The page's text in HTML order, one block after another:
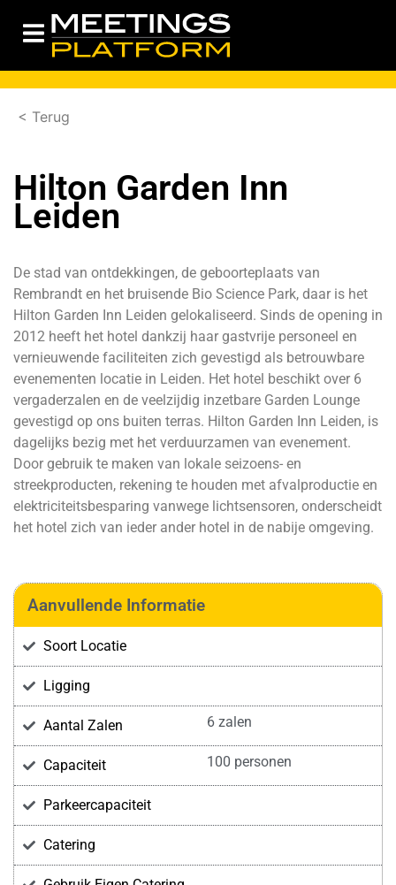
< Terug
Hilton Garden Inn
Leiden
De stad van ontdekkingen, de geboorteplaats van
Rembrandt en het bruisende Bio Science Park, daar is het
Hilton Garden Inn Leiden gelokaliseerd. Sinds de opening in
2012 heeft het hotel dankzij haar gastvrije personeel en
vernieuwende faciliteiten zich gevestigd als betrouwbare
evenementen locatie in Leiden. Het hotel beschikt over 6
vergaderzalen en de veelzijdig inzetbare Garden Lounge
gevestigd op ons buiten terras. Hilton Garden Inn Leiden, is
dagelijks bezig met het verduurzamen van evenement.
Door gebruik te maken van lokale seizoens- en
streekproducten, rekening te houden met afvalproductie en
elektriciteitsbesparing vanwege lichtsensoren, onderscheidt
het hotel zich van ieder ander hotel in de nabije omgeving.
Aanvullende Informatie
Soort Locatie
Ligging
Aantal Zalen 6 zalen
Capaciteit 100 personen
Parkeercapaciteit
Catering